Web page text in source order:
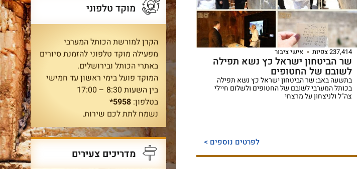
237,414 צפיות אישי ציבור
שר הביטחון ישראל כץ נשא תפילה
לשובם של החטופים
בתשעה באב: שר הביטחון ישראל כץ נשא תפילה
בכותל המערבי לשובם של החטופים ולשלום חיילי
צה"ל ולניצחון על מרצחי
לפרטים נוספים >
מוקד טלפוני
הקרן למורשת הכותל המערבי
מפעילה מוקד טלפוני להזמנת סיורים
באתרי הכותל ובירושלים.
המוקד פועל בימי ראשון עד חמישי
בין השעות 8:30 – 17:00
בטלפון: 5958*
נשמח לתת לכם שירות.
מדריכים צעירים